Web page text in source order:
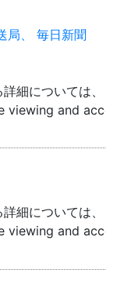
局、 毎日新聞
細については、「
viewing and
細については、「
viewing and